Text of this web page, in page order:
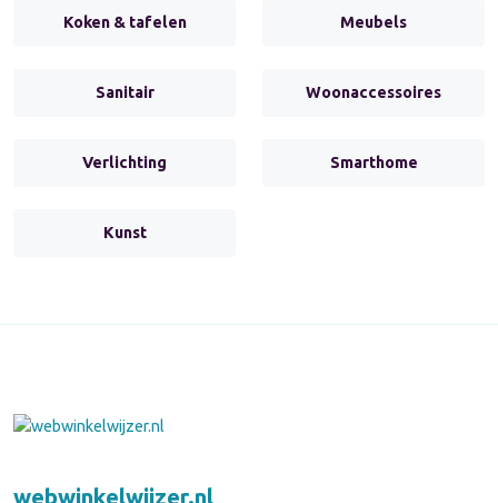
Koken & tafelen Meubels
Sanitair Woonaccessoires
Verlichting Smarthome
Kunst
webwinkelwijzer.nl